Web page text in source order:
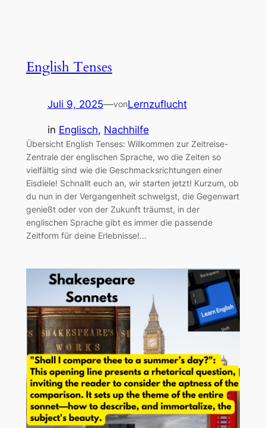
English Tenses
Juli 9, 2025—vonLernzuflucht
in Englisch, Nachhilfe
Übersicht English Tenses: Willkommen zur Zeitreise-
Zentrale der englischen Sprache, wo die Zeiten so
vielfältig sind wie die Geschmacksrichtungen einer
Eisdiele! Schnallt euch an, wir starten jetzt! Kurzum, ob
du nun in der Vergangenheit schwelgst, die Gegenwart
genießt oder von der Zukunft träumst, in der
englischen Sprache gibt es immer die passende
Zeitform für deine Erlebnisse!…